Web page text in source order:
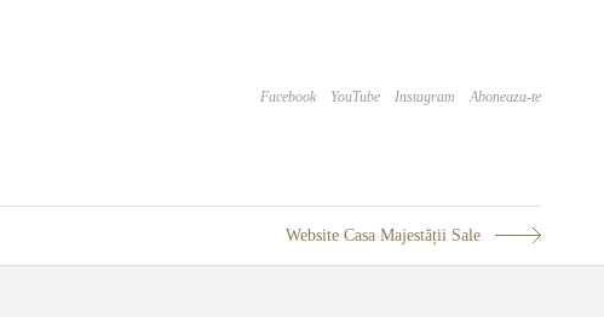
Facebook YouTube Instagram Aboneaza-te
Website Casa Majestății Sale